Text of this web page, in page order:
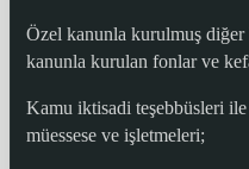
Özel kanunla kurulmuş
kanunla kurulan fonlar ve
Kamu iktisadi teşebbüsleri ile
müessese ve işletmeleri;